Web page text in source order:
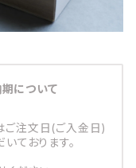
について
ご注文日(ご入金日)
ております。